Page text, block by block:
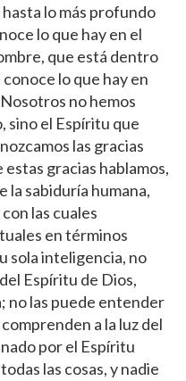
lo más profundo
lo que hay en el
que está dentro
lo que hay en
no hemos
sino el Espíritu que
las gracias
gracias hablamos,
la sabiduría humana,
las cuales
en términos
sola inteligencia, no
Espíritu de Dios,
no las puede entender
a la luz del
por el Espíritu
las cosas, y nadie